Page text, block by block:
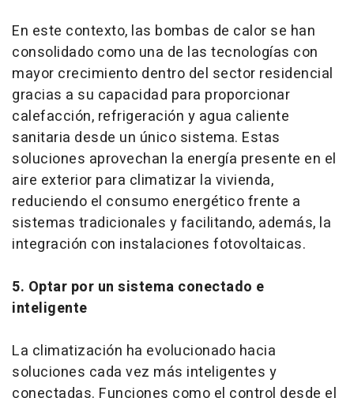
En este contexto, las bombas de calor se han
consolidado como una de las tecnologías con
mayor crecimiento dentro del sector residencial
gracias a su capacidad para proporcionar
calefacción, refrigeración y agua caliente
sanitaria desde un único sistema. Estas
soluciones aprovechan la energía presente en el
aire exterior para climatizar la vivienda,
reduciendo el consumo energético frente a
sistemas tradicionales y facilitando, además, la
integración con instalaciones fotovoltaicas.
5. Optar por un sistema conectado e
inteligente
La climatización ha evolucionado hacia
soluciones cada vez más inteligentes y
conectadas. Funciones como el control desde el